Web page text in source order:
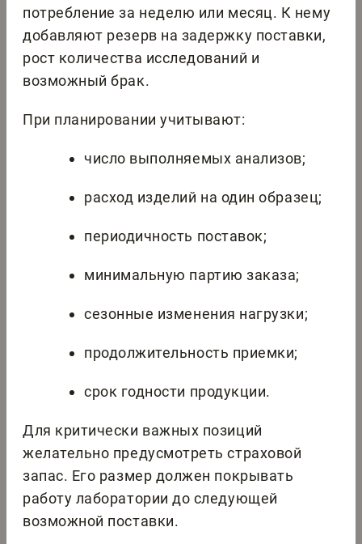
потребление за неделю или месяц. К нему
добавляют резерв на задержку поставки,
рост количества исследований и
возможный брак.
При планировании учитывают:
число выполняемых анализов;
расход изделий на один образец;
периодичность поставок;
минимальную партию заказа;
сезонные изменения нагрузки;
продолжительность приемки;
срок годности продукции.
Для критически важных позиций
желательно предусмотреть страховой
запас. Его размер должен покрывать
работу лаборатории до следующей
возможной поставки.